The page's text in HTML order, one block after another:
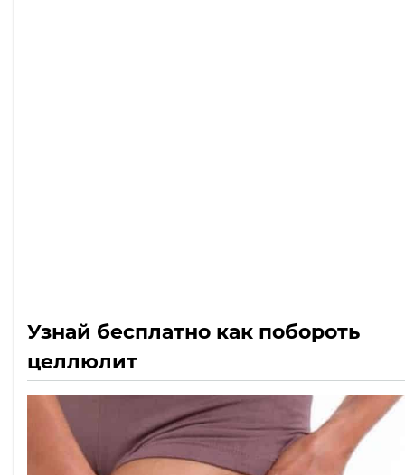
Узнай бесплатно как побороть
целлюлит